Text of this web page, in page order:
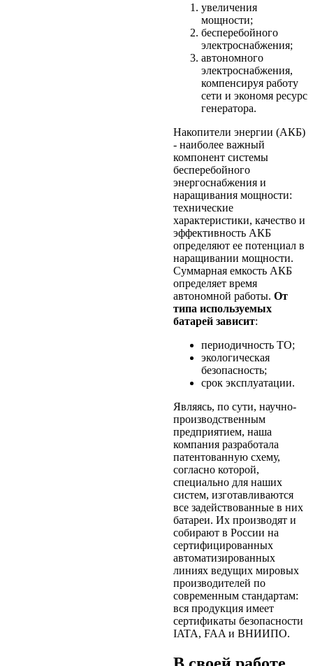
увеличения
мощности;
бесперебойного
электроснабжения;
автономного
электроснабжения,
компенсируя работу
сети и экономя ресурс
генератора.
Накопители энергии (АКБ)
- наиболее важный
компонент системы
бесперебойного
энергоснабжения и
наращивания мощности:
технические
характеристики, качество и
эффективность АКБ
определяют ее потенциал в
наращивании мощности.
Суммарная емкость АКБ
определяет время
автономной работы. От
типа используемых
батарей зависит:
периодичность ТО;
экологическая
безопасность;
срок эксплуатации.
Являясь, по сути, научно-
производственным
предприятием, наша
компания разработала
патентованную схему,
согласно которой,
специально для наших
систем, изготавливаются
все задействованные в них
батареи. Их производят и
собирают в России на
сертифицированных
автоматизированных
линиях ведущих мировых
производителей по
современным стандартам:
вся продукция имеет
сертификаты безопасности
IATA, FAA и ВНИИПО.